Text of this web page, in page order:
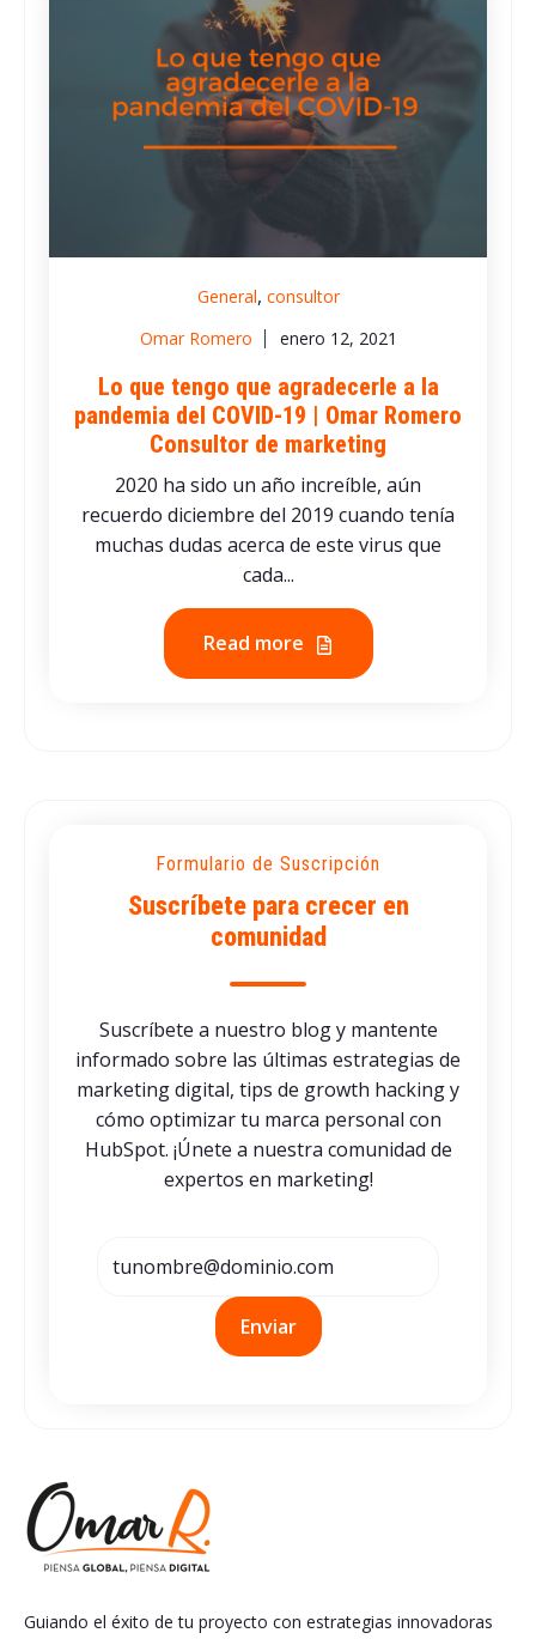
General, consultor
Omar Romero
enero 12, 2021
Lo que tengo que agradecerle a la
pandemia del COVID-19 | Omar Romero
Consultor de marketing
2020 ha sido un año increíble, aún
recuerdo diciembre del 2019 cuando tenía
muchas dudas acerca de este virus que
cada...
Read more
Formulario de Suscripción
Suscríbete para crecer en
comunidad
Suscríbete a nuestro blog y mantente
informado sobre las últimas estrategias de
marketing digital, tips de growth hacking y
cómo optimizar tu marca personal con
HubSpot. ¡Únete a nuestra comunidad de
expertos en marketing!
Guiando el éxito de tu proyecto con estrategias innovadoras